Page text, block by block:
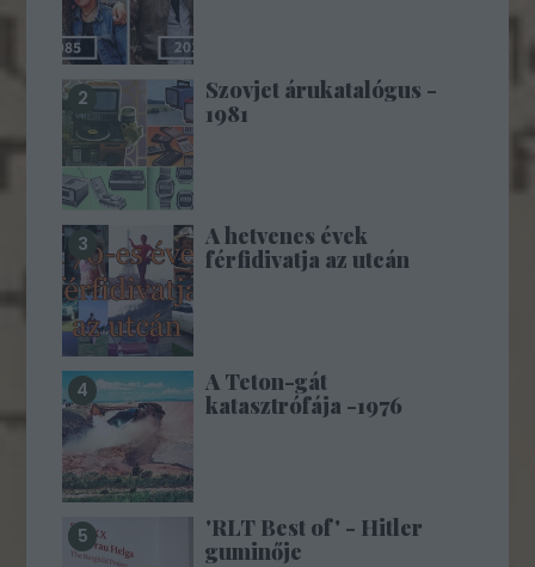
Szovjet árukatalógus -
1981
A hetvenes évek
férfidivatja az utcán
A Teton-gát
katasztrófája -1976
'RLT Best of' - Hitler
guminője